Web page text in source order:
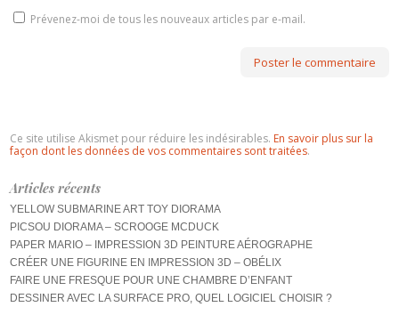
Prévenez-moi de tous les nouveaux articles par e-mail.
Ce site utilise Akismet pour réduire les indésirables. En savoir plus sur la
façon dont les données de vos commentaires sont traitées.
Articles récents
YELLOW SUBMARINE ART TOY DIORAMA
PICSOU DIORAMA – SCROOGE MCDUCK
PAPER MARIO – IMPRESSION 3D PEINTURE AÉROGRAPHE
CRÉER UNE FIGURINE EN IMPRESSION 3D – OBÉLIX
FAIRE UNE FRESQUE POUR UNE CHAMBRE D’ENFANT
DESSINER AVEC LA SURFACE PRO, QUEL LOGICIEL CHOISIR ?